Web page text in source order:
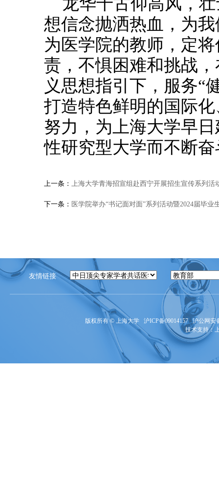
龙华千古仰高风，
想信念抛洒热血，为
为医学院的教师，定
责，不惧困难和挑战
义思想指引下，服务“
打造特色鲜明的国际
努力，为上海大学早
性研究型大学而不断
上一条： 上海大学青海招宣组赴西宁开展招生宣传系列活
下一条： 医学院举办“书记面对面”系列活动暨2024届毕业
友情链接
版权所有 © 上海大学 沪ICP备09014157 沪公网安
技术支持：